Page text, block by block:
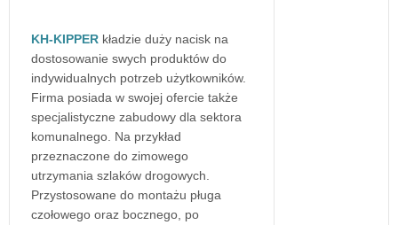
KH-KIPPER kładzie duży nacisk na
dostosowanie swych produktów do
indywidualnych potrzeb użytkowników.
Firma posiada w swojej ofercie także
specjalistyczne zabudowy dla sektora
komunalnego. Na przykład
przeznaczone do zimowego
utrzymania szlaków drogowych.
Przystosowane do montażu pługa
czołowego oraz bocznego, po